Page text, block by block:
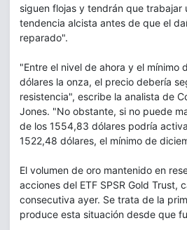
siguen flojas y tendrán que trabajar
tendencia alcista antes de que el
reparado".
"Entre el nivel de ahora y el mínimo
dólares la onza, el precio debería
resistencia", escribe la analista de
Jones. "No obstante, si no puede
de los 1554,83 dólares podría
1522,48 dólares, el mínimo de
El volumen de oro mantenido en
acciones del ETF SPSR Gold Trust,
consecutiva ayer. Se trata de la
produce esta situación desde que